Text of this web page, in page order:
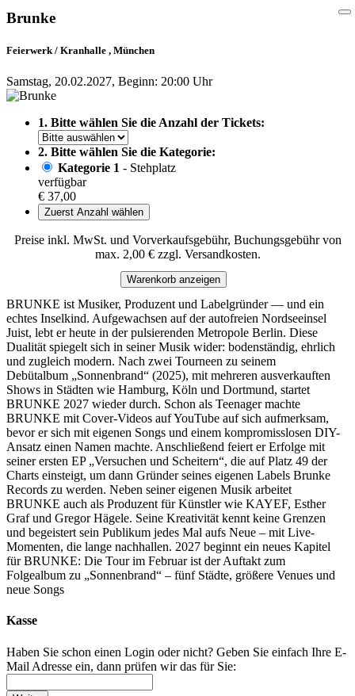
Brunke
Feierwerk / Kranhalle , München
Samstag, 20.02.2027, Beginn: 20:00 Uhr
1. Bitte wählen Sie die Anzahl der Tickets:
2. Bitte wählen Sie die Kategorie:
Kategorie 1 - Stehplatz
verfügbar
€ 37,00
Zuerst Anzahl wählen
Preise inkl. MwSt. und Vorverkaufsgebühr, Buchungsgebühr von
max. 2,00 € zzgl. Versandkosten.
Warenkorb anzeigen
BRUNKE ist Musiker, Produzent und Labelgründer — und ein
echtes Inselkind. Aufgewachsen auf der autofreien Nordseeinsel
Juist, lebt er heute in der pulsierenden Metropole Berlin. Diese
Dualität spiegelt sich in seiner Musik wider: bodenständig, ehrlich
und zugleich modern. Nach zwei Tourneen zu seinem
Debütalbum „Sonnenbrand“ (2025), mit mehreren ausverkauften
Shows in Städten wie Hamburg, Köln und Dortmund, startet
BRUNKE 2027 wieder durch. Schon als Teenager machte
BRUNKE mit Cover-Videos auf YouTube auf sich aufmerksam,
bevor er sich mit eigenen Songs und einem kompromisslosen DIY-
Ansatz einen Namen machte. Anschließend feiert er Erfolge mit
seiner ersten EP „Versuchen und Scheitern“, die auf Platz 49 der
Charts einsteigt, um dann Gründer seines eigenen Labels Brunke
Records zu werden. Neben seiner eigenen Musik arbeitet
BRUNKE auch als Produzent für Künstler wie KAYEF, Esther
Graf und Gregor Hägele. Seine Kreativität kennt keine Grenzen
und begeistert sein Publikum jedes Mal aufs Neue – mit Live-
Momenten, die lange nachhallen. 2027 beginnt ein neues Kapitel
für BRUNKE: Die Tour im Februar ist der Auftakt zum
Folgealbum zu „Sonnenbrand“ – fünf Städte, größere Venues und
neue Songs
Kasse
Haben Sie schon einen Login oder nicht? Geben Sie einfach Ihre E-
Mail Adresse ein, dann prüfen wir das für Sie: